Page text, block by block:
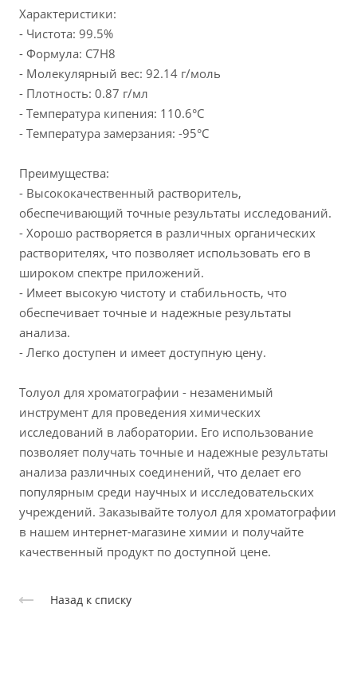
Характеристики:
- Чистота: 99.5%
- Формула: C7H8
- Молекулярный вес: 92.14 г/моль
- Плотность: 0.87 г/мл
- Температура кипения: 110.6°C
- Температура замерзания: -95°C
Преимущества:
- Высококачественный растворитель,
обеспечивающий точные результаты исследований.
- Хорошо растворяется в различных органических
растворителях, что позволяет использовать его в
широком спектре приложений.
- Имеет высокую чистоту и стабильность, что
обеспечивает точные и надежные результаты
анализа.
- Легко доступен и имеет доступную цену.
Толуол для хроматографии - незаменимый
инструмент для проведения химических
исследований в лаборатории. Его использование
позволяет получать точные и надежные результаты
анализа различных соединений, что делает его
популярным среди научных и исследовательских
учреждений. Заказывайте толуол для хроматографии
в нашем интернет-магазине химии и получайте
качественный продукт по доступной цене.
Назад к списку